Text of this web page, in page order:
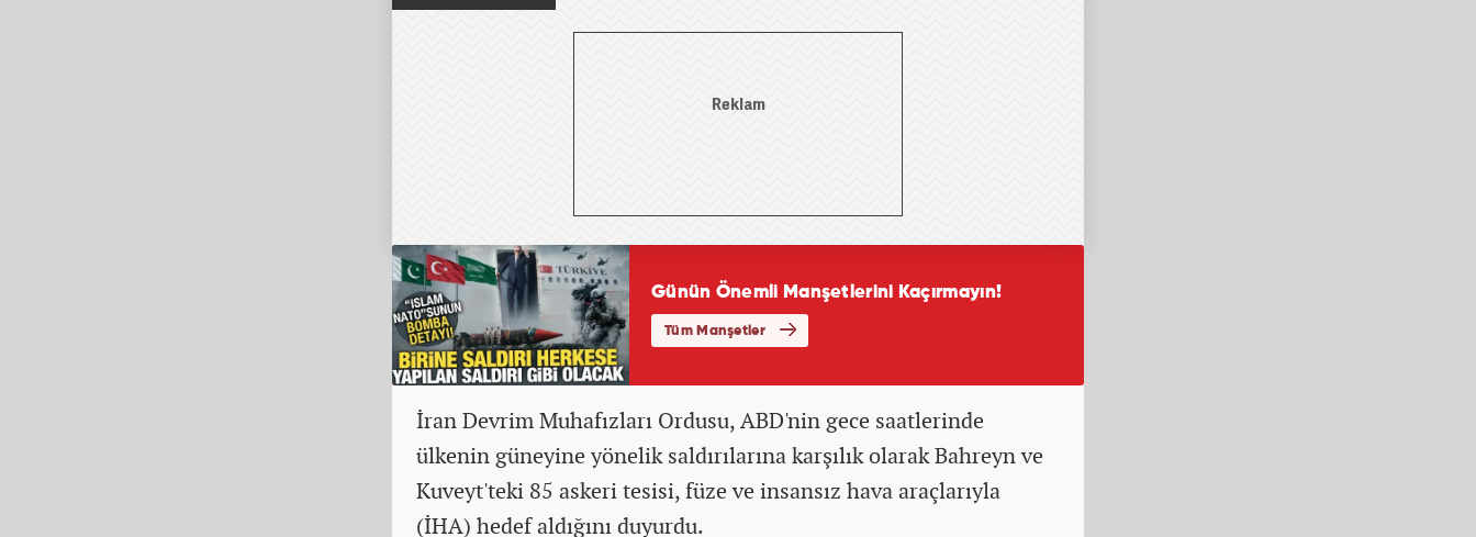
İran Devrim Muhafızları Ordusu, ABD'nin gece saatlerinde
ülkenin güneyine yönelik saldırılarına karşılık olarak Bahreyn ve
Kuveyt'teki 85 askeri tesisi, füze ve insansız hava araçlarıyla
(İHA) hedef aldığını duyurdu.